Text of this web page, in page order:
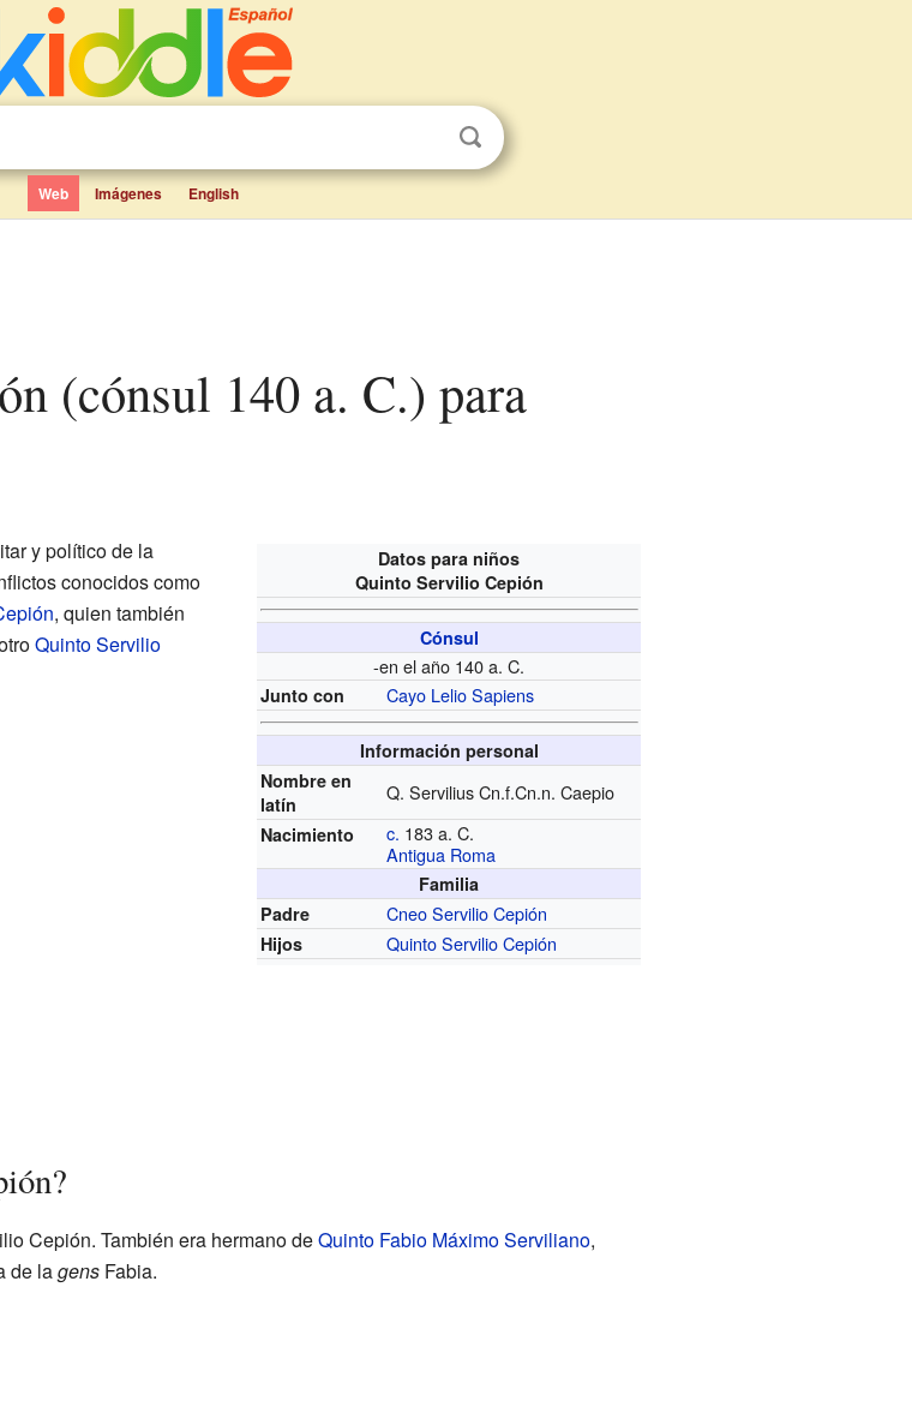
Web Imágenes English
Datos para niños
Quinto Servilio Cepión
Cónsul
-en el año 140 a. C.
Junto con Cayo Lelio Sapiens
Información personal
Nombre en
latín
Q. Servilius Cn.f.Cn.n. Caepio
Nacimiento c. 183 a. C.
Antigua Roma
Familia
Padre
Cneo Servilio Cepión
Hijos Quinto Servilio Cepión
y político de la
conocidos como
, quien también
Quinto Servilio
Cepión. También era hermano deQuinto Fabio Máximo Serviliano,
de lagensFabia.